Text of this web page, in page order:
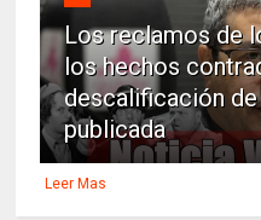
Los reclamos de
los hechos
descalificación
publicada
Leer Mas